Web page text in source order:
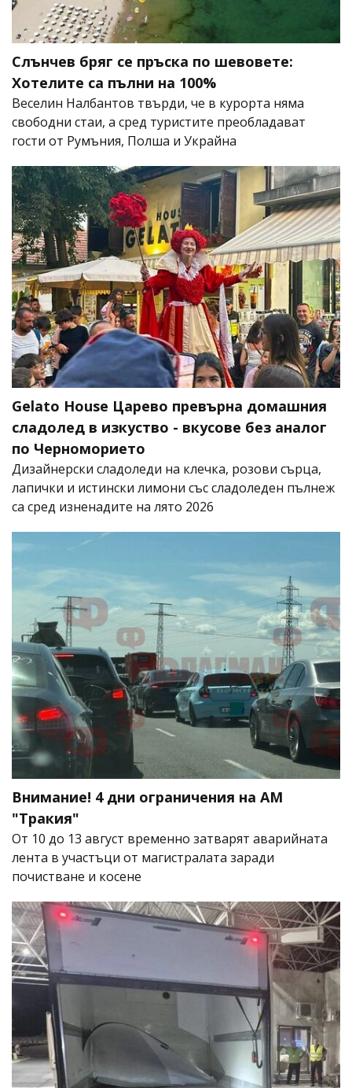
Слънчев бряг се пръска по шевовете:
Хотелите са пълни на 100%
Веселин Налбантов твърди, че в курорта няма
свободни стаи, а сред туристите преобладават
гости от Румъния, Полша и Украйна
Gelato House Царево превърна домашния
сладолед в изкуство - вкусове без аналог
по Черноморието
Дизайнерски сладоледи на клечка, розови сърца,
лапички и истински лимони със сладоледен пълнеж
са сред изненадите на лято 2026
Внимание! 4 дни ограничения на АМ
"Тракия"
От 10 до 13 август временно затварят аварийната
лента в участъци от магистралата заради
почистване и косене